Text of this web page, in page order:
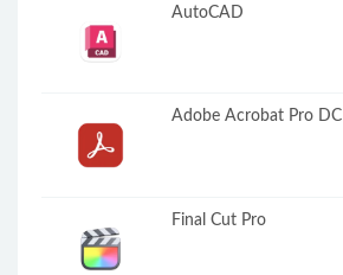
AutoCAD
Adobe Acrobat Pro DC
Final Cut Pro